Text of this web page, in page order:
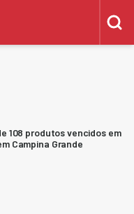
108 produtos vencidos em
Campina Grande